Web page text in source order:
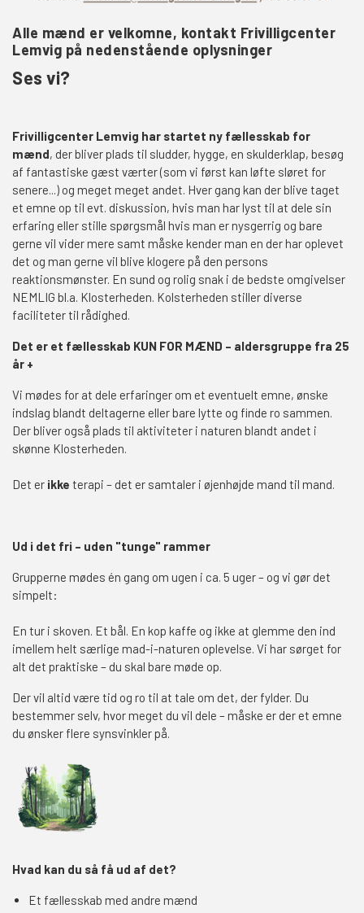
Alle mænd er velkomne, kontakt Frivilligcenter
Lemvig på nedenstående oplysninger
Ses vi?
Frivilligcenter Lemvig har startet ny fællesskab for
mænd, der bliver plads til sludder, hygge, en skulderklap, besøg
af fantastiske gæst værter (som vi først kan løfte sløret for
senere...) og meget meget andet. Hver gang kan der blive taget
et emne op til evt. diskussion, hvis man har lyst til at dele sin
erfaring eller stille spørgsmål hvis man er nysgerrig og bare
gerne vil vider mere samt måske kender man en der har oplevet
det og man gerne vil blive klogere på den persons
reaktionsmønster. En sund og rolig snak i de bedste omgivelser
NEMLIG bl.a. Klosterheden. Kolsterheden stiller diverse
faciliteter til rådighed.
Det er et fællesskab KUN FOR MÆND – aldersgruppe fra 25
år +
Vi mødes for at dele erfaringer om et eventuelt emne, ønske
indslag blandt deltagerne eller bare lytte og finde ro sammen.
Der bliver også plads til aktiviteter i naturen blandt andet i
skønne Klosterheden.
Det er ikke terapi – det er samtaler i øjenhøjde mand til mand.
Ud i det fri – uden "tunge" rammer
Grupperne mødes én gang om ugen i ca. 5 uger – og vi gør det
simpelt:
En tur i skoven. Et bål. En kop kaffe og ikke at glemme den ind
imellem helt særlige mad-i-naturen oplevelse. Vi har sørget for
alt det praktiske – du skal bare møde op.
Der vil altid være tid og ro til at tale om det, der fylder. Du
bestemmer selv, hvor meget du vil dele – måske er der et emne
du ønsker flere synsvinkler på.
Hvad kan du så få ud af det?
Et fællesskab med andre mænd